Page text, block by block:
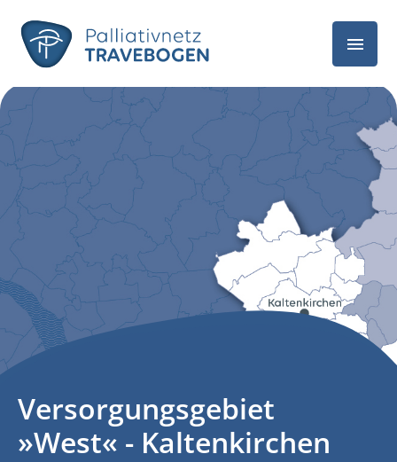
Versorgungsgebiet
»West« - Kaltenkirchen